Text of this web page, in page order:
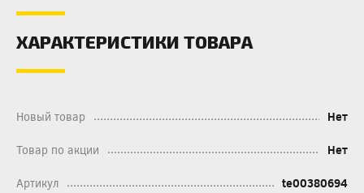
ХАРАКТЕРИСТИКИ ТОВАРА
Новый товар Нет
Товар по акции Нет
Артикул te00380694